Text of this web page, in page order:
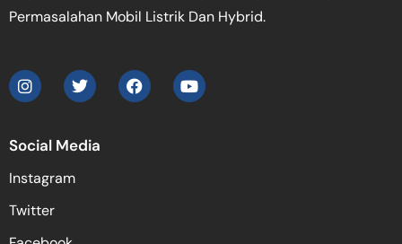
Permasalahan Mobil Listrik Dan Hybrid.
Social Media
Instagram
Twitter